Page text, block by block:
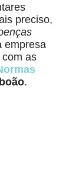
preciso,
empresa
as
.